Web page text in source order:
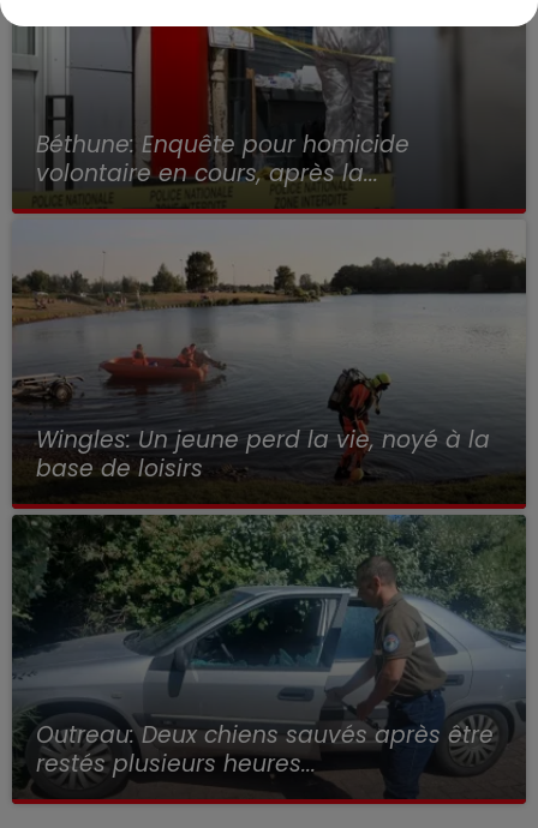
Béthune: Enquête pour homicide
volontaire en cours, après la...
Wingles: Un jeune perd la vie, noyé à la
base de loisirs
Outreau: Deux chiens sauvés après être
restés plusieurs heures...